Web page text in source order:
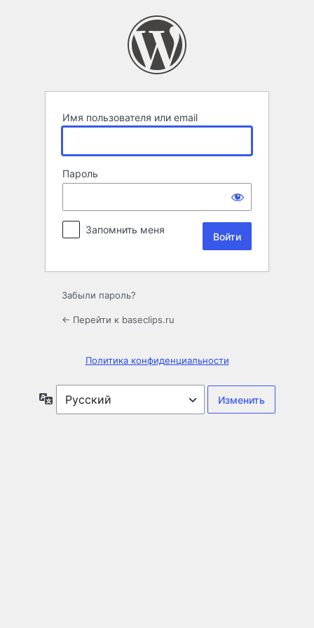
Имя пользователя или email
Пароль
Запомнить меня
Забыли пароль?
← Перейти к baseclips.ru
Политика конфиденциальности
Язык